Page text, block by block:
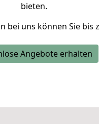
bieten.
bei uns können Sie bis
Angebote erhalten